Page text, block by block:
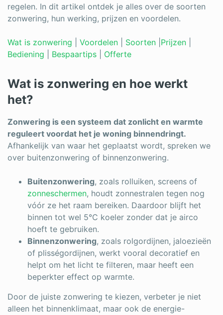
Schilder
Stukadoor
Tegelzetter
Vloeren
Vochtbestrijding
Warmtepomp
Zonnepanelen
Zonwering
Bent u een vakspecialist?
Log in
regelen. In dit artikel ontdek je alles over de soorten
zonwering, hun werking, prijzen en voordelen.
Wat is zonwering Voordelen Soorten Prijzen
Bediening
Bespaartips Offerte
Wat is zonwering en hoe werkt
het?
Zonwering is een systeem dat zonlicht en warmte
reguleert voordat het je woning binnendringt.
Afhankelijk van waar het geplaatst wordt, spreken we
over buitenzonwering of binnenzonwering.
Buitenzonwering, zoals rolluiken, screens of
zonneschermen, houdt zonnestralen tegen nog
vóór ze het raam bereiken. Daardoor blijft het
binnen tot wel 5°C koeler zonder dat je airco
hoeft te gebruiken.
Binnenzonwering, zoals rolgordijnen, jaloezieën
of plisségordijnen, werkt vooral decoratief en
helpt om het licht te filteren, maar heeft een
beperkter effect op warmte.
Door de juiste zonwering te kiezen, verbeter je niet
alleen het binnenklimaat, maar ook de energie-